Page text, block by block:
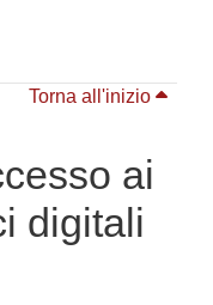
Torna all'inizio
ai
digitali